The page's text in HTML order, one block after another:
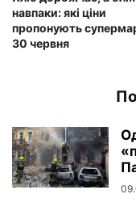
навпаки: які ціни
пропонують
30 червня